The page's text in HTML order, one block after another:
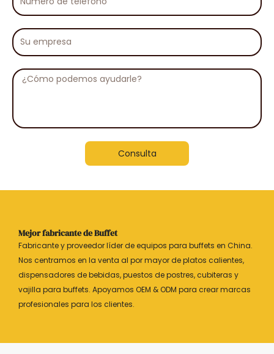
de
teléfono
Su
empresa
Mensaje
Consulta
Mejor fabricante de Buffet
Fabricante y proveedor líder de equipos para buffets en China.
Nos centramos en la venta al por mayor de platos calientes,
dispensadores de bebidas, puestos de postres, cubiteras y
vajilla para buffets. Apoyamos OEM & ODM para crear marcas
profesionales para los clientes.